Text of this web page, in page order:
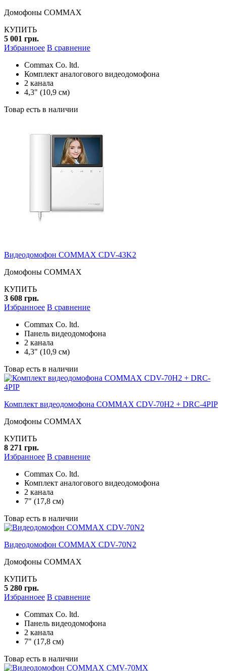
Домофоны COMMAX
КУПИТЬ
5 001 грн.
Избранноее В сравнение
Commax Co. ltd.
Комплект аналогового видеодомофона
2 канала
4,3" (10,9 см)
Товар есть в наличии
Видеодомофон COMMAX CDV-43K2
Домофоны COMMAX
КУПИТЬ
3 608 грн.
Избранноее В сравнение
Commax Co. ltd.
Панель видеодомофона
2 канала
4,3" (10,9 см)
Товар есть в наличии
Комплект видеодомофона COMMAX CDV-70H2 + DRC-4PIP
Домофоны COMMAX
КУПИТЬ
8 271 грн.
Избранноее В сравнение
Commax Co. ltd.
Комплект аналогового видеодомофона
2 канала
7" (17,8 см)
Товар есть в наличии
Видеодомофон COMMAX CDV-70N2
Домофоны COMMAX
КУПИТЬ
5 280 грн.
Избранноее В сравнение
Commax Co. ltd.
Панель видеодомофона
2 канала
7" (17,8 см)
Товар есть в наличии